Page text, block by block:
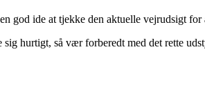
god ide at tjekke den aktuelle vejrudsigt
hurtigt, så vær forberedt med det rette